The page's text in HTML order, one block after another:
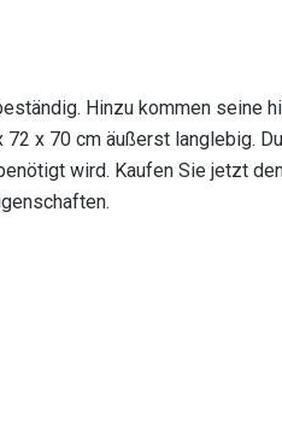
Hinzu kommen seine
x 70 cm äußerst langlebig.
wird. Kaufen Sie jetzt